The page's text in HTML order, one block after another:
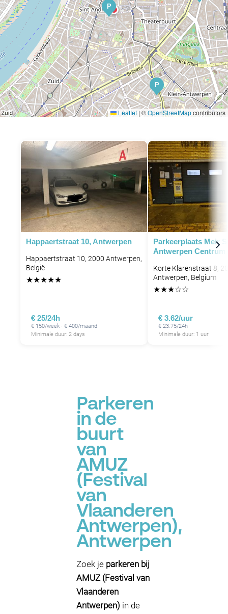
P
P
Leaflet | ©OpenStreetMapcontributors
Happaertstraat 10, Antwerpen
Happaertstraat 10, 2000 Antwerpen,
België
★★★★★
€ 25/24h
€ 150/week · € 400/maand
Minimale duur: 2 days
Parkeerplaats Meir
Antwerpen Centrum
Korte Klarenstraat 8,
Antwerpen, Belgium
★★★☆☆
€ 3.62/uur
€ 23.75/24h
Minimale duur: 1 uur
Parkeren
in de
buurt
van
AMUZ
(Festival
van
Vlaanderen
Antwerpen),
Antwerpen
Zoek je parkeren bij
AMUZ (Festival van
Vlaanderen
Antwerpen) in de